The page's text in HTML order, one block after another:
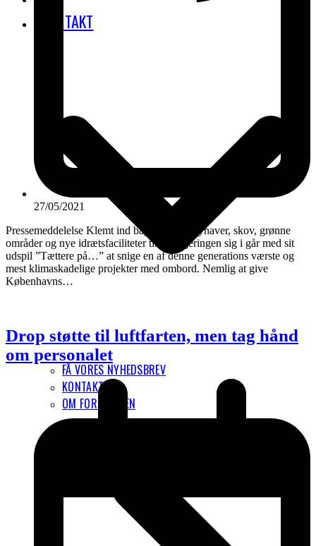
KONTAKT
FÅ VORES NYHEDSBREV
KONTAKT
OM FORENINGEN
27/05/2021
Pressemeddelelse Klemt ind bag tekst om byhaver, skov, grønne
områder og nye idrætsfaciliteter tillod regeringen sig i går med sit
udspil ”Tættere på…” at snige en af denne generations værste og
mest klimaskadelige projekter med ombord. Nemlig at give
Københavns…
Drop støtte til luftfarten, men tag hånd
om personalet